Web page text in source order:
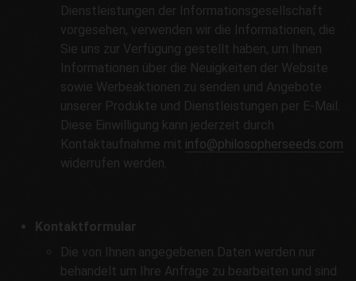
Dienstleistungen der Informationsgesellschaft
vorgesehen, verwenden wir die Informationen, die
Sie uns zur Verfügung gestellt haben, um Ihnen
Informationen über die Neuigkeiten der Website
sowie Werbeaktionen zu senden und Angebote
unserer Produkte und Dienstleistungen per E-Mail.
Diese Einwilligung kann jederzeit durch
Kontaktaufnahme mit info@philosopherseeds.com
widerrufen werden.
Kontaktformular
Die von Ihnen angegebenen Daten werden nur
behandelt um Ihre Anfrage zu bearbeiten und sind